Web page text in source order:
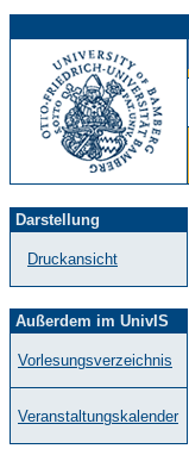
Darstellung
Druckansicht
Außerdem im UnivIS
Vorlesungsverzeichnis
Veranstaltungskalender